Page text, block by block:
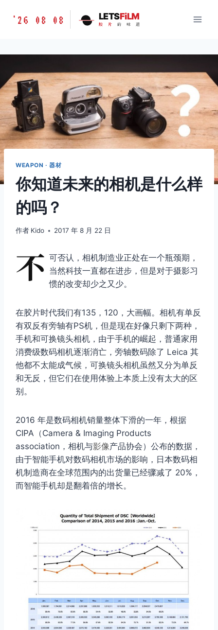
胶
味
LETSFILM
'26 08 08 LETSFiLM
胶 片 的 味 道
WEAPON · 器材
你知道未来的相机是什么样
的吗？
作者 Kido 2017 年 8 月 22 日
不 可否认，相机制造业正处在一个瓶颈期，
当然科技一直都在进步，但是对于摄影习
惯的改变却少之又少。
在胶片时代我们有135，120，大画幅。相机有单反
有双反有旁轴有PS机，但是现在好像只剩下两种，
手机和可换镜头相机，由于手机的崛起，普通家用
消费级数码相机逐渐消亡，旁轴数码除了 Leica 其
他都不太能成气候，可换镜头相机虽然又分为单反
和无反，但它们在使用体验上本质上没有太大的区
别。
2016 年是数码相机销量整体下滑的一年，根据
CIPA（Camera & Imaging Products
association，相机与影像产品协会）公布的数据，
由于智能手机对数码相机市场的影响，日本数码相
机制造商在全球范围内的出货量已经骤减了 20%，
而智能手机却是翻着倍的增长。